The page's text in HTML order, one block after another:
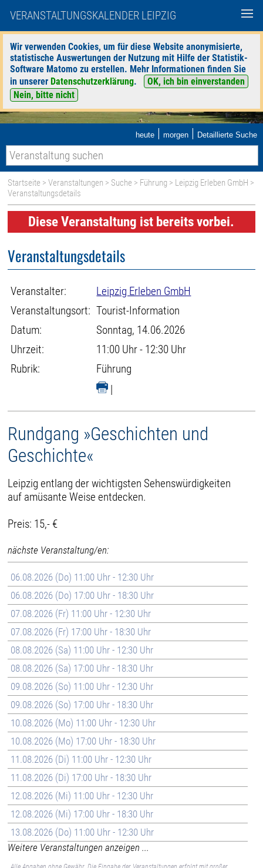
VERANSTALTUNGSKALENDER LEIPZIG
Wir verwenden Cookies, um für diese Website anonymisierte,
statistische Auswertungen der Nutzung mit Hilfe der Statistik-
Software Matomo zu erstellen. Mehr Informationen finden Sie
in unserer Datenschutzerklärung.
OK, ich bin einverstanden
Nein, bitte nicht
heute | morgen | Detaillierte Suche
Startseite >Veranstaltungen > Suche > Führung > Leipzig Erleben GmbH >
Veranstaltungsdetails
Diese Veranstaltung ist bereits vorbei.
Veranstaltungsdetails
Veranstalter:
Leipzig Erleben GmbH
Veranstaltungsort: Tourist-Information
Datum:
Sonntag, 14.06.2026
Uhrzeit:
11:00 Uhr - 12:30 Uhr
Rubrik:
Führung
|
Rundgang »Geschichten und
Geschichte«
Leipzig entlang der wichtigsten Sehenswürdigkeiten
auf amüsante Weise entdecken.
Preis: 15,- €
nächste Veranstaltung/en:
06.08.2026 (Do) 11:00 Uhr - 12:30 Uhr
06.08.2026 (Do) 17:00 Uhr - 18:30 Uhr
07.08.2026 (Fr) 11:00 Uhr - 12:30 Uhr
07.08.2026 (Fr) 17:00 Uhr - 18:30 Uhr
08.08.2026 (Sa) 11:00 Uhr - 12:30 Uhr
08.08.2026 (Sa) 17:00 Uhr - 18:30 Uhr
09.08.2026 (So) 11:00 Uhr - 12:30 Uhr
09.08.2026 (So) 17:00 Uhr - 18:30 Uhr
10.08.2026 (Mo) 11:00 Uhr - 12:30 Uhr
10.08.2026 (Mo) 17:00 Uhr - 18:30 Uhr
11.08.2026 (Di) 11:00 Uhr - 12:30 Uhr
11.08.2026 (Di) 17:00 Uhr - 18:30 Uhr
12.08.2026 (Mi) 11:00 Uhr - 12:30 Uhr
12.08.2026 (Mi) 17:00 Uhr - 18:30 Uhr
13.08.2026 (Do) 11:00 Uhr - 12:30 Uhr
Weitere Veranstaltungen anzeigen ...